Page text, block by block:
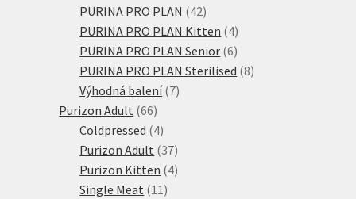
produktů
PURINA PRO PLAN 4242
produktů
PURINA PRO PLAN Kitten 44
produkty
PURINA PRO PLAN Senior 66
produktů
PURINA PRO PLAN Sterilised 88
Výhodná balení 77
Purizon Adult 6666
produktů
Coldpressed 44
produkty
Purizon Adult 3737
produktů
Purizon Kitten 44
Single Meat 11 11